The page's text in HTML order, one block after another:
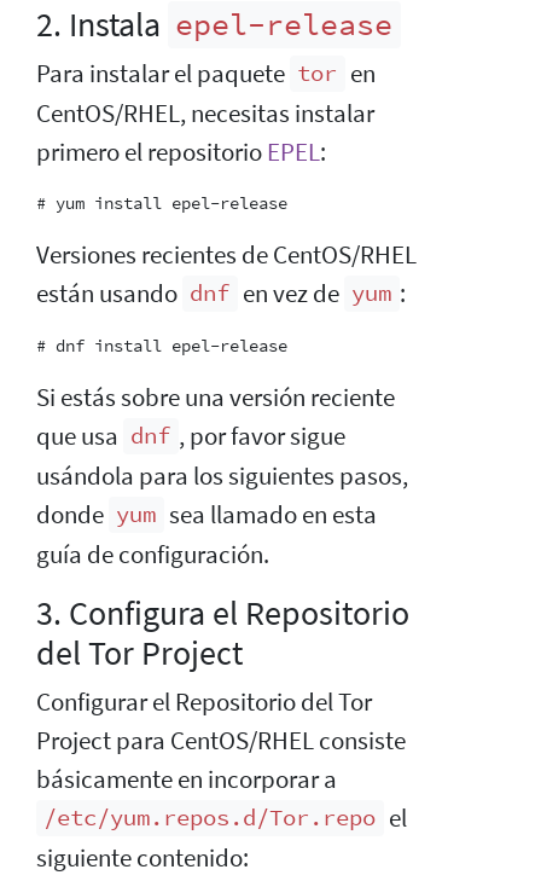
2. Instala epel-release
Para instalar el paquete tor en
CentOS/RHEL, necesitas instalar
primero el repositorio EPEL:
Versiones recientes de CentOS/RHEL
están usando dnf en vez de yum :
Si estás sobre una versión reciente
que usa dnf , por favor sigue
usándola para los siguientes pasos,
donde yum sea llamado en esta
guía de configuración.
3. Configura el Repositorio
del Tor Project
Configurar el Repositorio del Tor
Project para CentOS/RHEL consiste
básicamente en incorporar a
/etc/yum.repos.d/Tor.repo el
siguiente contenido: